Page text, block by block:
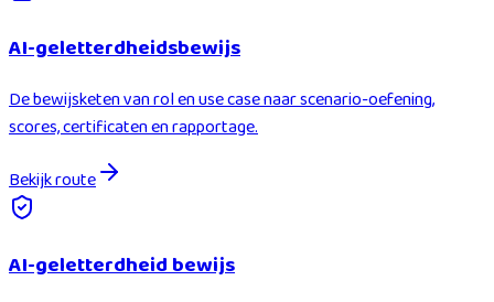
AI-geletterdheidsbewijs
De bewijsketen van rol en use case naar scenario-oefening,
scores, certificaten en rapportage.
Bekijk route
AI-geletterdheid bewijs